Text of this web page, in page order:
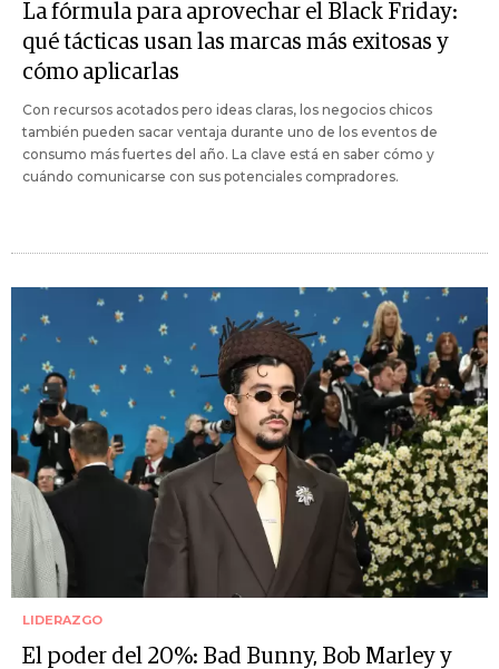
La fórmula para aprovechar el Black Friday:
qué tácticas usan las marcas más exitosas y
cómo aplicarlas
Con recursos acotados pero ideas claras, los negocios chicos
también pueden sacar ventaja durante uno de los eventos de
consumo más fuertes del año. La clave está en saber cómo y
cuándo comunicarse con sus potenciales compradores.
LIDERAZGO
El poder del 20%: Bad Bunny, Bob Marley y